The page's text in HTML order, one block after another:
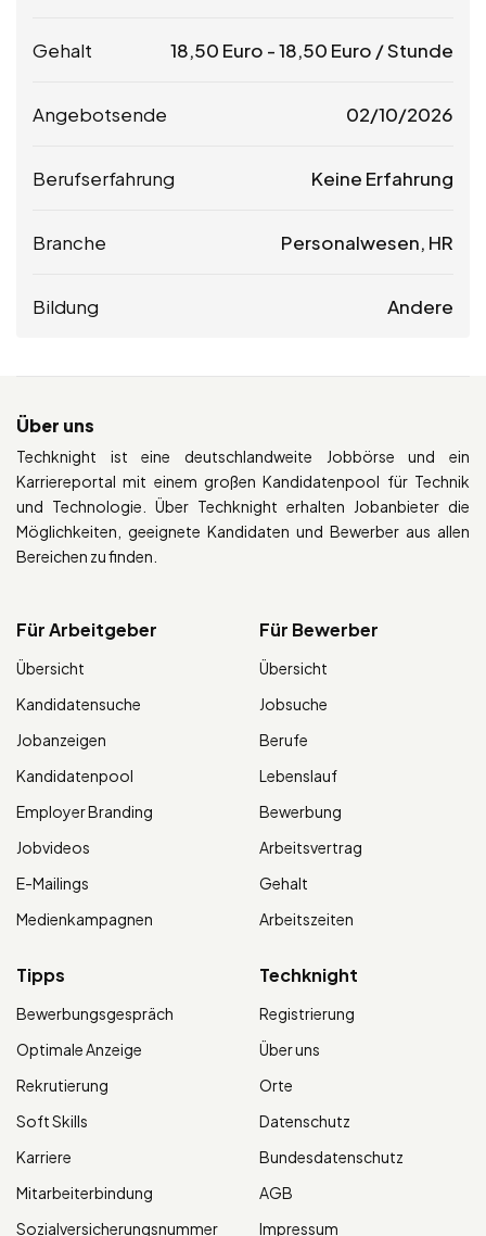
Gehalt 18,50 Euro -18,50 Euro / Stunde
Angebotsende 02/10/2026
Berufserfahrung Keine Erfahrung
Branche Personalwesen, HR
Bildung Andere
Über uns
Techknight ist eine deutschlandweite Jobbörse und ein
Karriereportal mit einem großen Kandidatenpool für Technik
und Technologie. Über Techknight erhalten Jobanbieter die
Möglichkeiten, geeignete Kandidaten und Bewerber aus allen
Bereichen zu finden.
Für Arbeitgeber
Übersicht
Kandidatensuche
Jobanzeigen
Kandidatenpool
Employer Branding
Jobvideos
E-Mailings
Medienkampagnen
Für Bewerber
Übersicht
Jobsuche
Berufe
Lebenslauf
Bewerbung
Arbeitsvertrag
Gehalt
Arbeitszeiten
Tipps
Bewerbungsgespräch
Optimale Anzeige
Rekrutierung
Soft Skills
Karriere
Mitarbeiterbindung
Sozialversicherungsnummer
Techknight
Registrierung
Über uns
Orte
Datenschutz
Bundesdatenschutz
AGB
Impressum